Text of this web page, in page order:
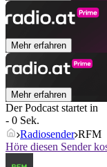
Mehr erfahren
Mehr erfahren
Der Podcast startet in
- 0 Sek.
Radiosender RFM
Höre diesen Sender